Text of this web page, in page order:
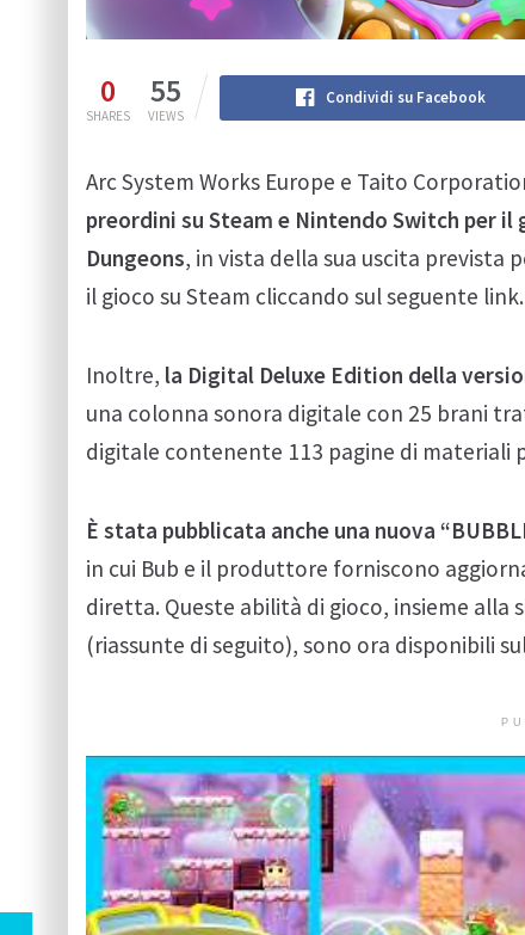
0
SHARES
55
VIEWS
Condividi su Facebook
Arc System Works Europe e Taito
preordini su Steam e Nintendo Switch per il
Dungeons, in vista della sua uscita prevista
il gioco su Steam cliccando sul seguente link.
Inoltre, la Digital Deluxe Edition della
una colonna sonora digitale con 25 brani
digitale contenente 113 pagine di materiali
È stata pubblicata anche una nuova
in cui Bub e il produttore forniscono
diretta. Queste abilità di gioco, insieme alla
(riassunte di seguito), sono ora disponibili